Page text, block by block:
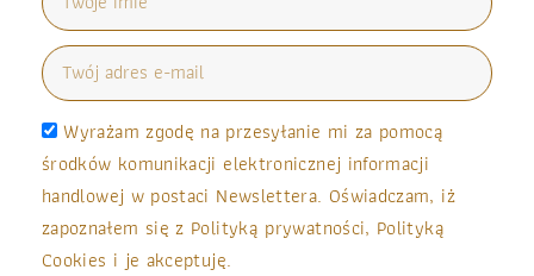
Wyrażam zgodę na przesyłanie mi za pomocą
środków komunikacji elektronicznej informacji
handlowej w postaci Newslettera. Oświadczam, iż
zapoznałem się z Polityką prywatności, Polityką
Cookies i je akceptuję.